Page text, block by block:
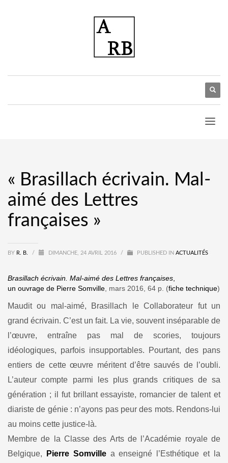
« Brasillach écrivain. Mal-
aimé des Lettres
françaises »
BY R. B. / DIMANCHE, 24 AVRIL 2016 / PUBLISHED IN ACTUALITÉS
Brasillach écrivain. Mal-aimé des Lettres françaises
un ouvrage de Pierre Somville , mars 2016, 64 p. (fiche technique)
Maudit ou mal-aimé, Brasillach le Collaborateur fut un
grand écrivain. C’est un fait. La vie, souvent inséparable de
l’œuvre, entraîne pas mal de scories, toujours
idéologiques, parfois insupportables. Pourtant, des pans
entiers de cette œuvre méritent d’être sauvés de l’oubli.
L’auteur compte parmi les plus grands critiques de sa
génération ; il fut brillant essayiste, romancier de talent et
diariste de génie : n’ayons pas peur des mots. Rendons-lui
au moins cette justice-là.
Membre de la Classe des Arts de l’Académie royale de
Belgique,
Pierre Somvillea enseigné l’Esthétique et la